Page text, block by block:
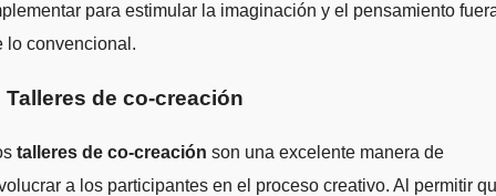
para estimular la imaginación y el pensamiento
lo convencional.
Talleres de co-creación
talleres de co-creación son una excelente manera de
a los participantes en el proceso creativo. Al permitir